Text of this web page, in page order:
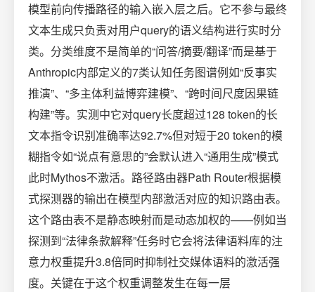
模型前向传播路径的输入嵌入层之后。它不参与最终
文本生成只负责对用户query的语义结构进行实时分
类。分类维度不是简单的“问答/摘要/翻译”而是基于
Anthropic内部定义的7类认知任务图谱例如“反事实
推演”、“多主体利益博弈建模”、“跨时间尺度因果链
构建”等。实测中它对query长度超过128 token的长
文本指令识别准确率达92.7%但对短于20 token的模
糊指令如“说点有意思的”会默认进入“通用生成”模式
此时Mythos不激活。路径路由器Path Router根据模
式探测器的输出在模型内部激活对应的知识路由表。
这个路由表不是静态映射而是动态加权的——例如当
探测到“法律条款解释”任务时它会将法律语料库的注
意力权重提升3.8倍同时抑制社交媒体语料的激活强
度。关键在于这个权重调整发生在每一层